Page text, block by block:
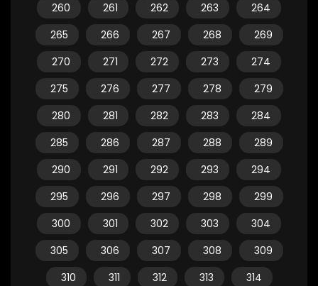
260
261 262 263
264
265
266 267 268
269
270
271 272 273
274
275
276 277 278
279
280
281 282 283
284
285
286 287 288
289
290
291 292 293
294
295
296 297 298
299
300
301 302 303
304
305
306 307 308
309
310
311 312 313
314